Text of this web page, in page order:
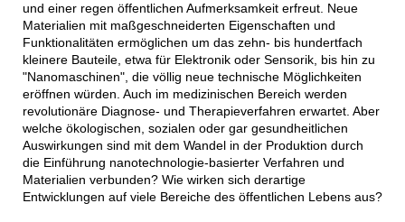
und einer regen öffentlichen Aufmerksamkeit erfreut. Neue
Materialien mit maßgeschneiderten Eigenschaften und
Funktionalitäten ermöglichen um das zehn- bis hundertfach
kleinere Bauteile, etwa für Elektronik oder Sensorik, bis hin zu
"Nanomaschinen", die völlig neue technische Möglichkeiten
eröffnen würden. Auch im medizinischen Bereich werden
revolutionäre Diagnose- und Therapieverfahren erwartet. Aber
welche ökologischen, sozialen oder gar gesundheitlichen
Auswirkungen sind mit dem Wandel in der Produktion durch
die Einführung nanotechnologie-basierter Verfahren und
Materialien verbunden? Wie wirken sich derartige
Entwicklungen auf viele Bereiche des öffentlichen Lebens aus?